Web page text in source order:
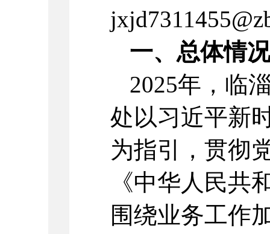
一、总体情况
2025年，临
处以习近平新
为指引，贯彻
《中华人民共
围绕业务工作